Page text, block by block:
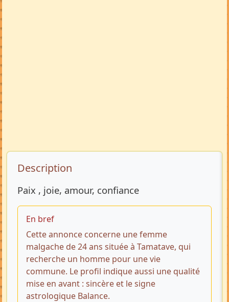
Description de l’annonce
Description
Paix , joie, amour, confiance
En bref
Cette annonce concerne une femme
malgache de 24 ans située à Tamatave, qui
recherche un homme pour une vie
commune. Le profil indique aussi une qualité
mise en avant : sincère et le signe
astrologique Balance.